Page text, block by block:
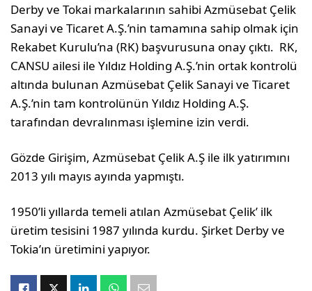
Derby ve Tokai markalarının sahibi Azmüsebat Çelik
Sanayi ve Ticaret A.Ş.’nin tamamına sahip olmak için
Rekabet Kurulu’na (RK) başvurusuna onay çıktı. RK,
CANSU ailesi ile Yıldız Holding A.Ş.’nin ortak kontrolü
altında bulunan Azmüsebat Çelik Sanayi ve Ticaret
A.Ş.’nin tam kontrolünün Yıldız Holding A.Ş.
tarafından devralınması işlemine izin verdi.
Gözde Girişim, Azmüsebat Çelik A.Ş ile ilk yatırımını
2013 yılı mayıs ayında yapmıştı.
1950’li yıllarda temeli atılan Azmüsebat Çelik’ ilk
üretim tesisini 1987 yılında kurdu. Şirket Derby ve
Tokia’ın üretimini yapıyor.